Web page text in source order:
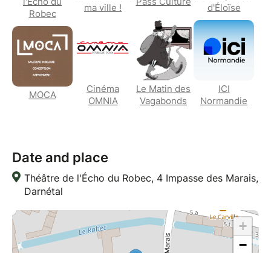
Robec
ma ville !
d'Éloïse
MOCA
Cinéma
OMNIA
Le Matin des
Vagabonds
ICI
Normandie
Date and place
Théâtre de l'Écho du Robec, 4 Impasse des Marais,
Darnétal
+
−